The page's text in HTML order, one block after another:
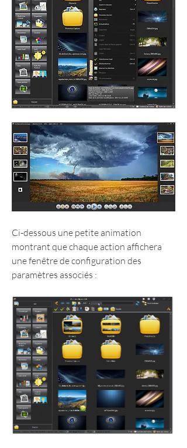
Ci-dessous une petite animation
montrant que chaque action affichera
une fenêtre de configuration des
paramètres associés :